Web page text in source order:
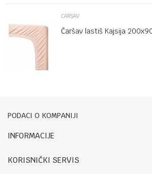
ČARŠAV
Čaršav lastiš Kajsija
PODACI O KOMPANIJI
Bebbco
RADNO VREME:
INFORMACIJE
Zaposlenje
KORISNIČKI SERVIS